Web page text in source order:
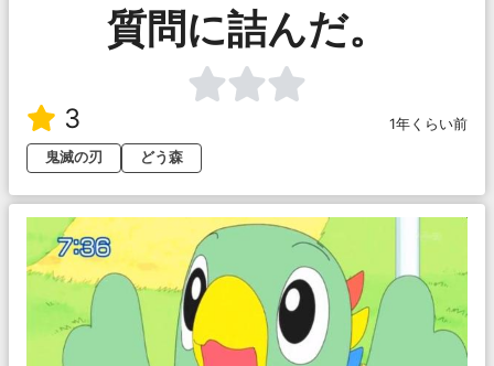
質問に詰んだ。
3
1年くらい前
鬼滅の刃
どう森